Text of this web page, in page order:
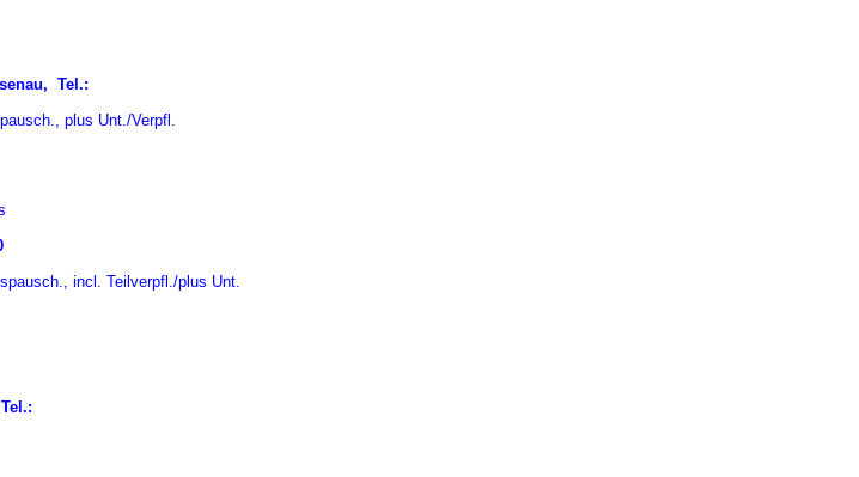
Tel.:
plus Unt./Verpfl.
incl. Teilverpfl./plus Unt.